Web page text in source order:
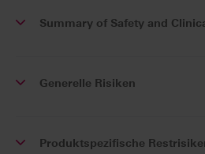
Summary of Safety and
Generelle Risiken
Produktspezifische